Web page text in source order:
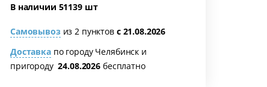
В наличии 51139 шт
Самовывоз из 2 пунктов с 21.08.2026
Доставкапо городу Челябинск и
пригороду 24.08.2026 бесплатно